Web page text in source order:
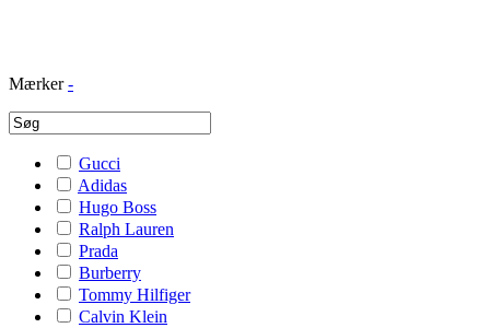
Mærker -
Gucci
Adidas
Hugo Boss
Ralph Lauren
Prada
Burberry
Tommy Hilfiger
Calvin Klein